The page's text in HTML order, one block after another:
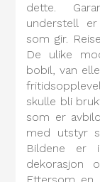
dette.
understell
som gir.
De ulike
bobil, van
skulle bli
som er
med utstyr
Bildene er
dekorasjon